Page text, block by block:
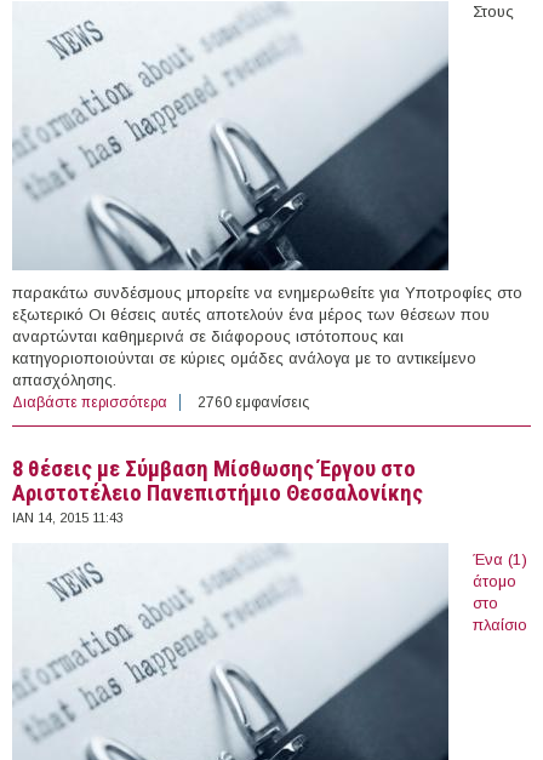
Στους
παρακάτω συνδέσμους μπορείτε να ενημερωθείτε για Υποτροφίες στο
εξωτερικό Οι θέσεις αυτές αποτελούν ένα μέρος των θέσεων που
αναρτώνται καθημερινά σε διάφορους ιστότοπους και
κατηγοριοποιούνται σε κύριες ομάδες ανάλογα με το αντικείμενο
απασχόλησης.
Διαβάστε περισσότερα για 32 Υποτροφίες στο εξωτερικό (15/01/2015)
2760 εμφανίσεις
8 θέσεις με Σύμβαση Μίσθωσης Έργου στο
Αριστοτέλειο Πανεπιστήμιο Θεσσαλονίκης
ΙΑΝ 14, 2015 11:43
Ένα (1)
άτομο
στο
πλαίσιο